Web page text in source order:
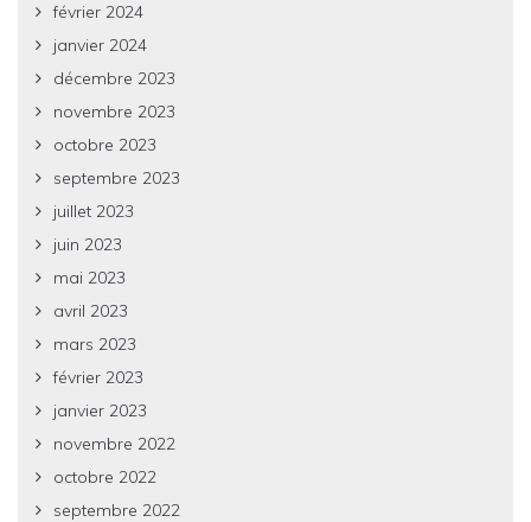
février 2024
janvier 2024
décembre 2023
novembre 2023
octobre 2023
septembre 2023
juillet 2023
juin 2023
mai 2023
avril 2023
mars 2023
février 2023
janvier 2023
novembre 2022
octobre 2022
septembre 2022